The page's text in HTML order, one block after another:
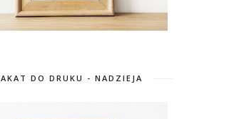
DO DRUKU - NADZIEJA